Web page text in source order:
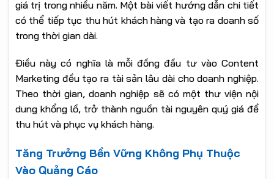
giá trị trong nhiều năm. Một bài viết hướng dẫn chi tiết
có thể tiếp tục thu hút khách hàng và tạo ra doanh số
trong thời gian dài.
Điều này có nghĩa là mỗi đồng đầu tư vào Content
Marketing đều tạo ra tài sản lâu dài cho doanh nghiệp.
Theo thời gian, doanh nghiệp sẽ có một thư viện nội
dung khổng lồ, trở thành nguồn tài nguyên quý giá để
thu hút và phục vụ khách hàng.
Tăng Trưởng Bền Vững Không Phụ Thuộc
Vào Quảng Cáo